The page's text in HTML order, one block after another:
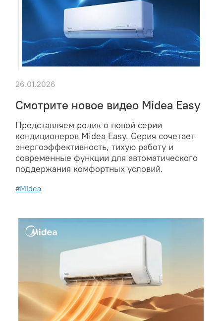
Смотрите новое видео Midea Easy
Представляем ролик о новой серии
кондиционеров Midea Easy. Серия сочетает
энергоэффективность, тихую работу и
современные функции для автоматического
поддержания комфортных условий.
26.01.2026
#Midea